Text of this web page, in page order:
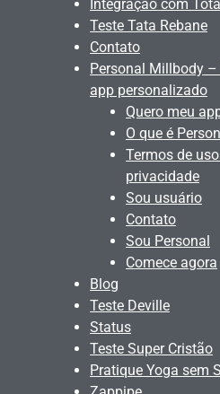
Integração com
Teste Tata Rebane
Contato
Personal Millbody
app personalizado
Quero meu
O que é
Termos de
privacidade
Sou usuário
Contato
Sou Personal
Comece agora
Blog
Teste Deville
Status
Teste Super Cristão
Pratique Yoga sem